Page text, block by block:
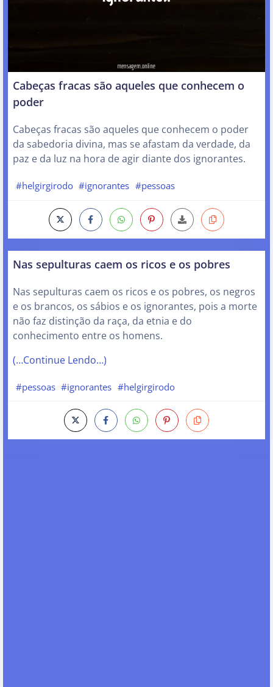
Cabeças fracas são aqueles que conhecem o
poder
Cabeças fracas são aqueles que conhecem o poder
da sabedoria divina, mas se afastam da verdade, da
paz e da luz na hora de agir diante dos ignorantes.
#helgirgirodo #ignorantes #pessoas
Nas sepulturas caem os ricos e os pobres
Nas sepulturas caem os ricos e os pobres, os negros
e os brancos, os sábios e os ignorantes, pois a morte
não faz distinção da raça, da etnia e do
conhecimento entre os homens.
(…Continue Lendo…)
#pessoas #ignorantes #helgirgirodo